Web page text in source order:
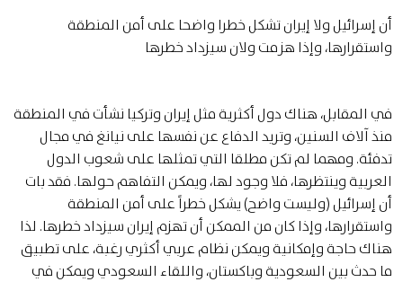
أن إسرائيل ولا إيران تشكل خطرا واضحا على أمن المنطقة
واستقرارها، وإذا هزمت ولان سيزداد خطرها
في المقابل، هناك دول أكثرية مثل إيران وتركيا نشأت في المنطقة
منذ آلاف السنين، وتريد الدفاع عن نفسها على نيانغ في مجال
تدفئة. ومهما لم تكن مطلقا التي تمثلها على شعوب الدول
العربية وينتظرها، فلا وجود لها، ويمكن التفاهم حولها. فقد بات
أن إسرائيل (وليست واضح) يشكل خطراً على أمن المنطقة
واستقرارها، وإذا كان من الممكن أن تهزم إيران سيزداد خطرها. لذا
هناك حاجة وإمكانية ويمكن نظام عربي أكثري رغبة، على تطبيق
ما حدث بين السعودية وباكستان، واللقاء السعودي ويمكن في